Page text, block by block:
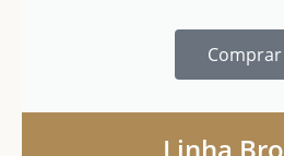
Comprar